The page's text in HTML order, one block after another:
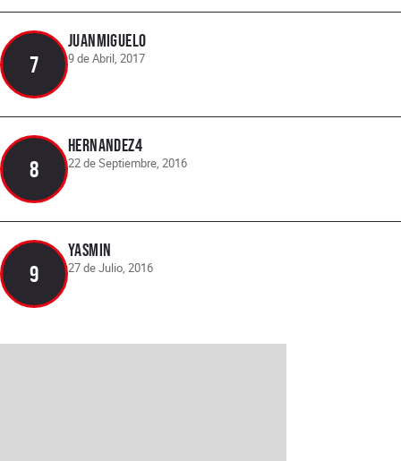
7
Juanmiguelo
9 de Abril, 2017
8
hernandez4
22 de Septiembre, 2016
9
Yasmin
27 de Julio, 2016